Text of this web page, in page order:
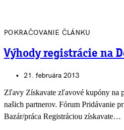
POKRAČOVANIE ČLÁNKU
Výhody registrácie na
21. februára 2013
Zľavy Získavate zľavové kupóny na
našich partnerov. Fórum Pridávanie
Bazár/práca Registráciou získavate…